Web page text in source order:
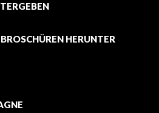
HERUNTER